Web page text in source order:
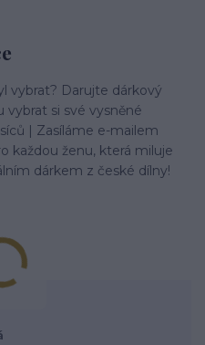
vybrat? Darujte dárkový
vybrat si své vysněné
| Zasíláme e-mailem
každou ženu, která miluje
dárkem z české dílny!